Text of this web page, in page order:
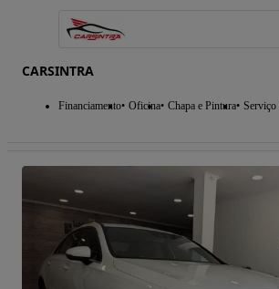
CARSINTRA
Financiamento Oficina Chapa e Pintura Serviço